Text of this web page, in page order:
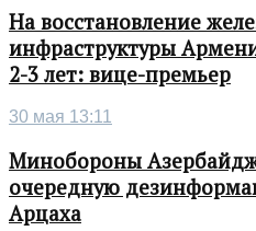
На восстановление
инфраструктуры
2-3 лет: вице-премьер
30 мая 13:11
Минобороны
очередную
Арцаха